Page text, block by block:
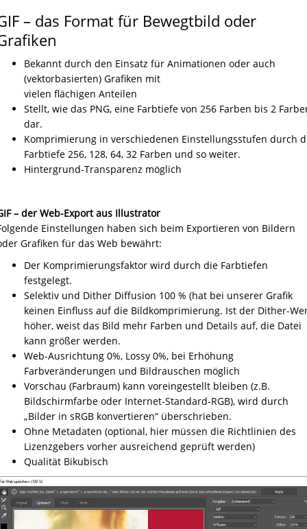
– das Format für Bewegtbild oder
Bekannt durch den Einsatz für Animationen oder auch
(vektorbasierten) Grafiken mit
vielen flächigen Anteilen
Stellt, wie das PNG, eine Farbtiefe von 256 Farben bis 2
dar.
Komprimierung in verschiedenen Einstellungsstufen durch
Farbtiefe 256, 128, 64, 32 Farben und so weiter.
Hintergrund-Transparenz möglich
– der Web-Export aus Illustrator
Einstellungen haben sich beim Exportieren von Bildern
Grafiken für das Web bewährt:
Der Komprimierungsfaktor wird durch die Farbtiefen
festgelegt.
Selektiv und Dither Diffusion 100 % (hat bei unserer Grafik
keinen Einfluss auf die Bildkomprimierung. Ist der Dither-
höher, weist das Bild mehr Farben und Details auf, die Datei
kann größer werden.
Web-Ausrichtung 0%, Lossy 0%, bei Erhöhung
Farbveränderungen und Bildrauschen möglich
Vorschau (Farbraum) kann voreingestellt bleiben (z.B.
Bildschirmfarbe oder Internet-Standard-RGB), wird durch
„Bilder in sRGB konvertieren“ überschrieben.
Ohne Metadaten (optional, hier müssen die Richtlinien des
Lizenzgebers vorher ausreichend geprüft werden)
Qualität Bikubisch